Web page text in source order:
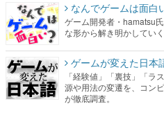
なんでゲームは面白
ゲーム開発者・hamatsu
な形から解き明かしてい
ゲームが変えた日本
「経験値」「裏技」「
源や用法の変遷を、コン
が徹底調査。